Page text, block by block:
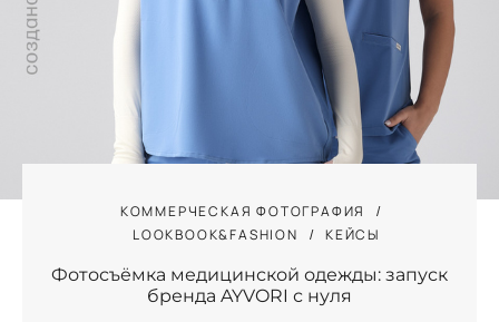
КОММЕРЧЕСКАЯ ФОТОГРАФИЯ
LOOKBOOK&FASHION
КЕЙСЫ
Фотосъёмка медицинской одежды: запуск
бренда AYVORI с нуля